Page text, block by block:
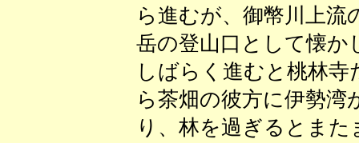
ら進むが、御幣川上流
岳の登山口として懐か
しばらく進むと桃林
ら茶畑の彼方に伊勢湾
り、林を過ぎるとま